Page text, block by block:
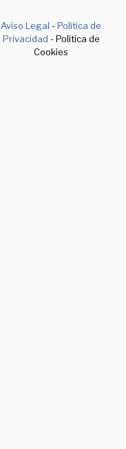
Aviso Legal -Política de
Privacidad - Política de
Cookies